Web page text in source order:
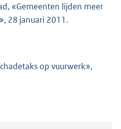
«Gemeenten lijden meer
28 januari 2011.
op vuurwerk»,